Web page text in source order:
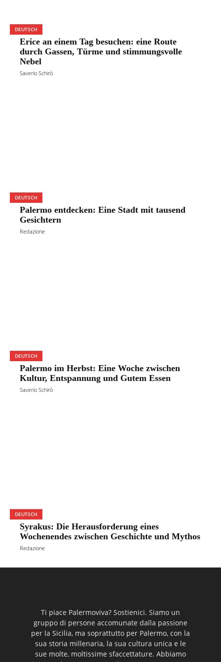
DEUTSCH
Erice an einem Tag besuchen: eine Route
durch Gassen, Türme und stimmungsvolle
Nebel
Saverio Schirò
DEUTSCH
Palermo entdecken: Eine Stadt mit tausend
Gesichtern
Redazione
DEUTSCH
Palermo im Herbst: Eine Woche zwischen
Kultur, Entspannung und Gutem Essen
Saverio Schirò
DEUTSCH
Syrakus: Die Herausforderung eines
Wochenendes zwischen Geschichte und Mythos
Redazione
Ti piace Palermoviva? Sostienici. Siamo un
gruppo di persone accomunate dalla passione
per la Sicilia, ma soprattutto per Palermo, con la
sua storia millenaria, la sua cultura unica e le
sue molte, moltissime sfaccettature. Abbiamo